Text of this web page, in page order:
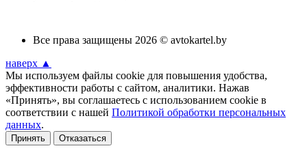
Все права защищены 2026 © avtokartel.by
наверх ▲
Мы используем файлы cookie для повышения удобства,
эффективности работы с сайтом, аналитики. Нажав
«Принять», вы соглашаетесь с использованием cookie в
соответствии с нашей Политикой обработки персональных
данных.
Принять Отказаться